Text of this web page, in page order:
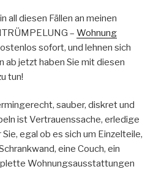
all diesen Fällen an meinen
– Wohnung
sofort, und lehnen sich
ab jetzt haben Sie mit diesen
tun!
sauber, diskret und
ist Vertrauenssache, erledige
egal ob es sich um Einzelteile,
eine Couch, ein
Wohnungsausstattungen